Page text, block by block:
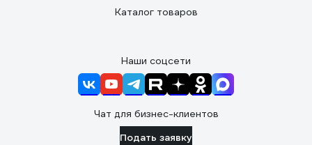
Каталог товаров
Наши соцсети
Чат для бизнес-клиентов
Подать заявку